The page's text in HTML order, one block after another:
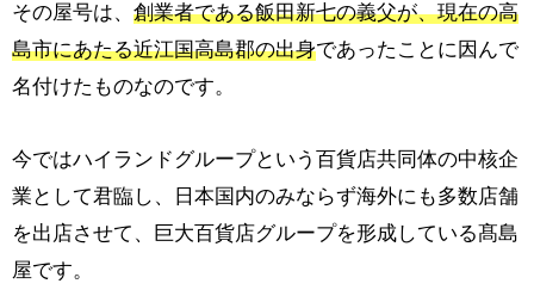
その屋号は、 創業者である飯田新七の義父が、現在の高
島市にあたる近江国高島郡の出身であったことに因んで
名付けたものなのです。
今ではハイランドグループという百貨店共同体の中核企
業として君臨し、日本国内のみならず海外にも多数店舗
を出店させて、巨大百貨店グループを形成している髙島
屋です。